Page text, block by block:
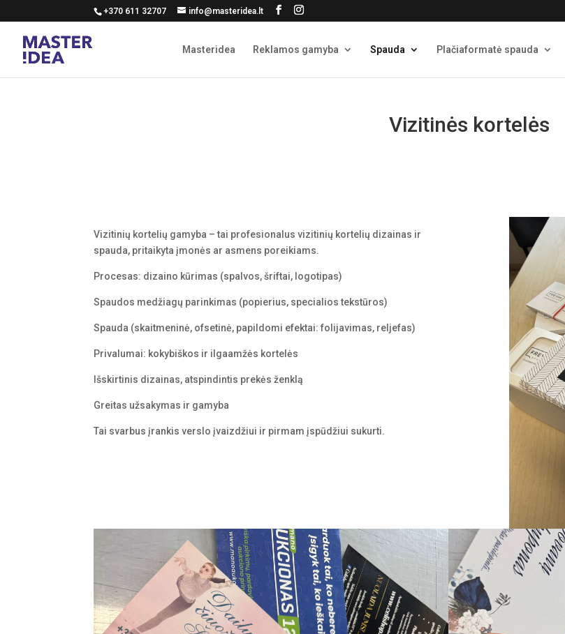
+370 611 32707 info@masteridea.lt
Masteridea Reklamos gamyba Spauda Plačiaformatė spauda
Vizitinės kortelės
Vizitinių kortelių gamyba – tai profesionalus vizitinių kortelių dizainas ir
spauda, pritaikyta įmonės ar asmens poreikiams.
Procesas: d izaino kūrimas (spalvos, šriftai, logotipas)
Spaudos medžiagų parinkimas (popierius, specialios tekstūros)
Spauda (skaitmeninė, ofsetinė, papildomi efektai:folijavimas, reljefas)
Privalumai: kokybiškos ir ilgaamžės kortelės
Išskirtinis dizainas, atspindintis prekės ženklą
Greitas užsakymas ir gamyba
Tai svarbus įrankis verslo įvaizdžiui ir pirmam įspūdžiui sukurti.